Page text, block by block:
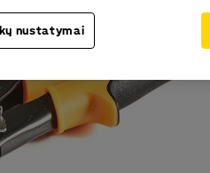
nustatymai